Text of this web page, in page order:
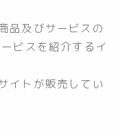
品及びサービスの
ビスを紹介するイ
イトが販売してい